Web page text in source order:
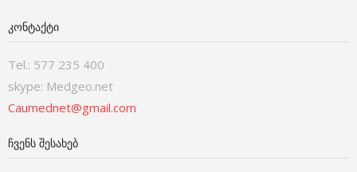
ᲙᲝᲜᲢᲐᲥᲢᲘ
Tel.: 577 235 400
skype: Medgeo.net
Caumednet@gmail.com
ᲩᲕᲔᲜᲡ ᲨᲔᲡᲐᲮᲔᲑ